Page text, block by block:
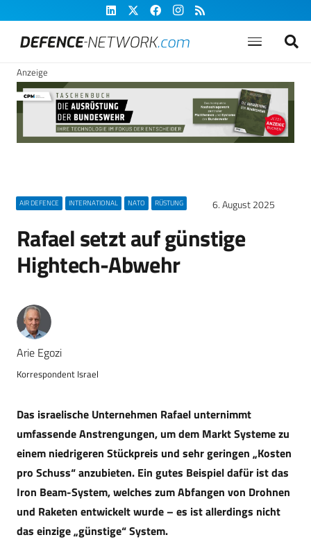
Anzeige
AIR DEFENCE INTERNATIONAL NATO RÜSTUNG 6. August 2025
Rafael setzt auf günstige
Hightech-Abwehr
Arie Egozi
Korrespondent Israel
Das israelische Unternehmen Rafael unternimmt
umfassende Anstrengungen, um dem Markt Systeme zu
einem niedrigeren Stückpreis und sehr geringen „Kosten
pro Schuss“ anzubieten. Ein gutes Beispiel dafür ist das
Iron Beam-System, welches zum Abfangen von Drohnen
und Raketen entwickelt wurde – es ist allerdings nicht
das einzige „günstige“ System.